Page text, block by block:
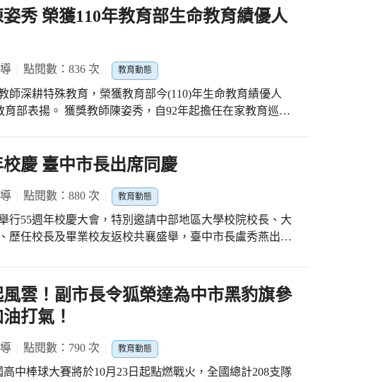
部有多家機械工廠及精密工業公司，成立口罩國家隊，同
才培育體制，與產業脈動息息相關，為能發掘學生的潛能
的角色就是教師。故期能藉由論壇交流，建立教育行政機
言、互動之平台，促進教育政策規劃與推動的良性發展，
短學用落差，實現臺中技術及職業教育發展藍圖。
，市長表示，大雅國小創校124年來培育出許多優秀人才，
與特殊才能班級設立，學校體育班招收有排球、籃球、桌
類，各種類於國內各項錦標賽事屢獲佳績，深獲家長與社區
關心學生學習，瞭解日常練習情況，也傾聽學生的需求，
育局、學校及社區等多方面共同用心經營，讓學生獲得完
運動
發展加油、努力。
秀 榮獲110年教育部生命教育績優人
點閱數：836 次 教育動態
師深耕特殊教育，榮獲教育部今(110)年生命教育績優人
育部表揚。 獲獎教師陳姿秀，自92年起擔任在家教育巡迴
變得寬闊，也為願意學習實驗課程的腦癌孩子，借用實驗
出無私的愛心與耐心，努力讓孩子學會生活上的事。 陳姿
孩子只有動動手這樣一點點的奇蹟出現，他也會日夜期盼!
走的路，或許會遲到，或許需練習很多次，才能學會一點
帶領孩子豐富自己生命，發揮自我價值。
慶 臺中市長出席同慶
點閱數：880 次 教育動態
行55週年校慶大會，特別邀請中部地區大學校院校長、大
歷任校長及畢業校友返校共襄盛舉，臺中市長盧秀燕出席
名聞遐邇，從早期「中臺醫專、專醫臺中」的五專時期，
在中部地區享有「中臺科技4321」美譽，中部地區平均每4
每2名放射師及每1名牙技師都是中臺科技大學畢業生，臺
大學師生55年來持續努力與進步，共同創造的美好成果。
設置於大學校園內的「謙和賀」日間照顧中心，整合學校
資及設備，創造一個具備老少共學及青銀共好的特色環
雲！副市長令狐榮達為中市黑豹旗參
打氣！
點閱數：790 次 教育動態
中棒球大賽將於10月23日起點燃戰火，全國總計208支隊